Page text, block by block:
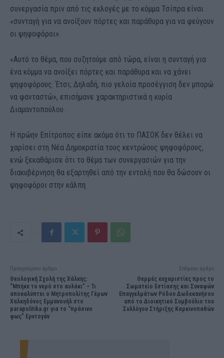
συνεργασία πριν από τις εκλογές με το κόμμα Τσίπρα είναι
«συνταγή για να ανοίξουν πόρτες και παράθυρα για να φεύγουν
οι ψηφοφόροι».
«Αυτό το θέμα, που συζητούμε από τώρα, είναι η συνταγή για
ένα κόμμα να ανοίξει πόρτες και παράθυρα και να χάνει
ψηφοφόρους. Έτσι; Δηλαδή, πιο γελοία προσέγγιση δεν μπορώ
να φανταστώ», επισήμανε χαρακτηριστικά η κυρία
Διαμαντοπούλου.
Η πρώην Επίτροπος είπε ακόμα ότι το ΠΑΣΟΚ δεν θέλει να
χαρίσει στη Νέα Δημοκρατία τους κεντρώους ψηφοφόρους,
ενώ ξεκαθάρισε ότι το θέμα των συνεργασιών για την
διακυβέρνηση θα εξαρτηθεί από την εντολή που θα δώσουν οι
ψηφοφόροι στην κάλπη.
Προηγούμενο άρθρο
Θεολογική Σχολή της Χάλκης:
“Μπήκε το νερό στο αυλάκι” – Τι
αποκαλύπτει ο Μητροπολίτης Γέρων
Χαλκηδόνος Εμμανουήλ στο
parapolitika.gr για το “πράσινο
φως” Ερντογάν
Επόμενο άρθρο
Θερμές ευχαριστίες προς το
Σωματείο Εστίασης και Συναφών
Επαγγελμάτων Ρόδου Δωδεκανήσου
από το Διοικητικό Συμβούλιο του
Συλλόγου Στήριξης Καρκινοπαθών